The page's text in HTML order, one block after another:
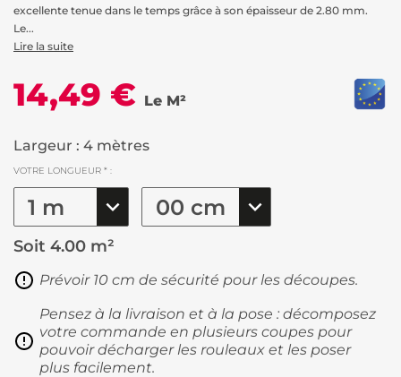
excellente tenue dans le temps grâce à son épaisseur de 2.80 mm.
Le...
Lire la suite
14,49 € Le M²
Largeur : 4 mètres
VOTRE LONGUEUR * :
Soit 4.00 m²
Prévoir 10 cm de sécurité pour les découpes.
Pensez à la livraison et à la pose : décomposez
votre commande en plusieurs coupes pour
pouvoir décharger les rouleaux et les poser
plus facilement.